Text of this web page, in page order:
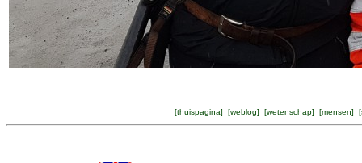
[thuispagina] [weblog] [wetenschap] [mensen] [